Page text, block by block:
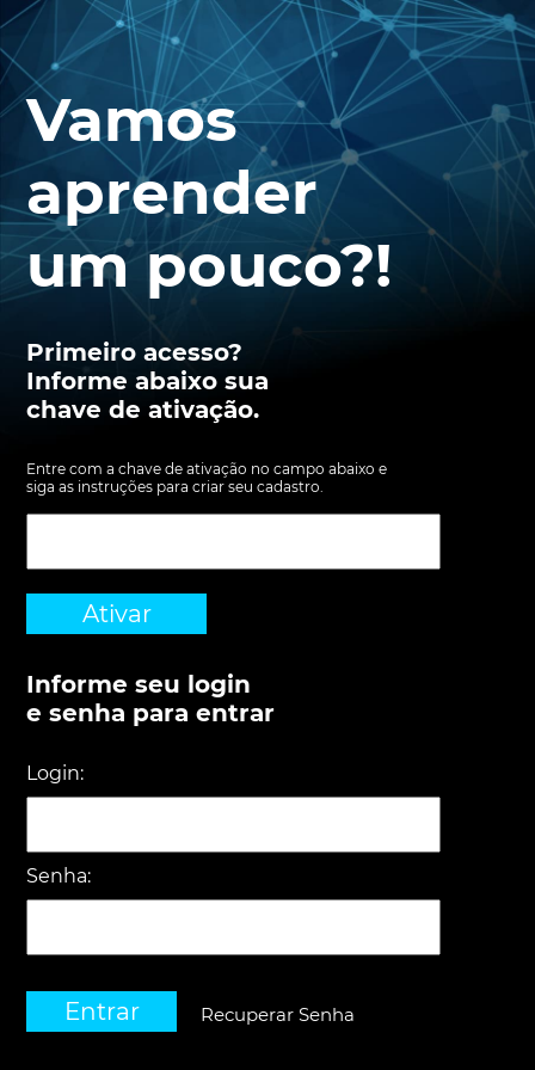
Vamos
aprender
um pouco?!
Primeiro acesso?
Informe abaixo sua
chave de ativação.
Entre com a chave de ativação no campo abaixo e
siga as instruções para criar seu cadastro.
Ativar
Informe seu login
e senha para entrar
Login:
Senha:
Entrar Recuperar Senha